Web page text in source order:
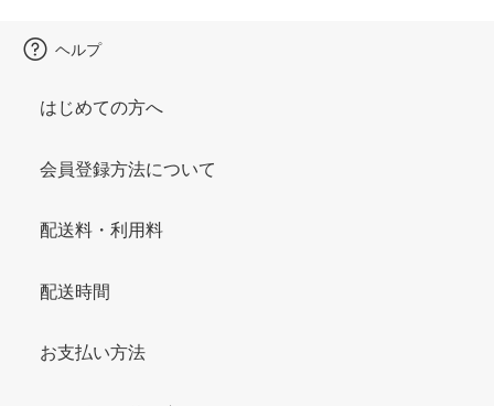
ヘルプ
はじめての方へ
会員登録方法について
配送料・利用料
配送時間
お支払い方法